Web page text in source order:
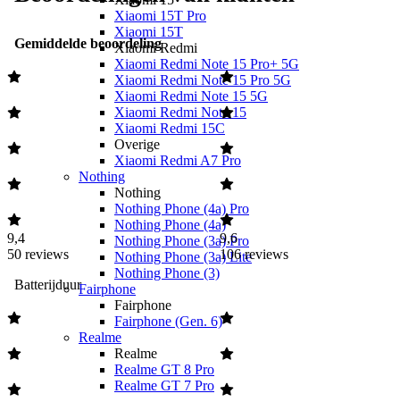
Xiaomi 15T Pro
Xiaomi 15T
Xiaomi Redmi
Xiaomi Redmi Note 15 Pro+ 5G
Xiaomi Redmi Note 15 Pro 5G
Xiaomi Redmi Note 15 5G
Xiaomi Redmi Note 15
Xiaomi Redmi 15C
Overige
Xiaomi Redmi A7 Pro
Nothing
Nothing
Nothing Phone (4a) Pro
Nothing Phone (4a)
Nothing Phone (3a) Pro
Nothing Phone (3a) Lite
Nothing Phone (3)
Fairphone
Fairphone
Fairphone (Gen. 6)
Realme
Realme
Realme GT 8 Pro
Realme GT 7 Pro
Gemiddelde beoordeling
9,4
50 reviews
9,6
106reviews
Batterijduur